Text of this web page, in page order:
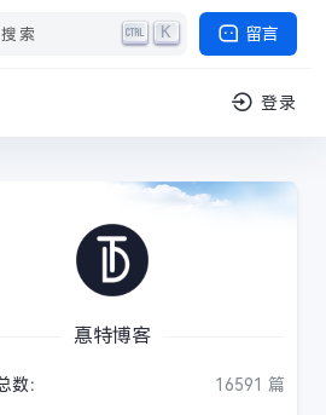
留言
搜索 K
登录
惪特博客
数： 16591 篇